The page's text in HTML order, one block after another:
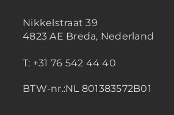
Nikkelstraat 39
4823 AE Breda, Nederland
T: +31 76 542 44 40
BTW-nr.:NL 801383572B01